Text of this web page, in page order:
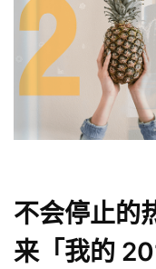
不会停止的
来「我的